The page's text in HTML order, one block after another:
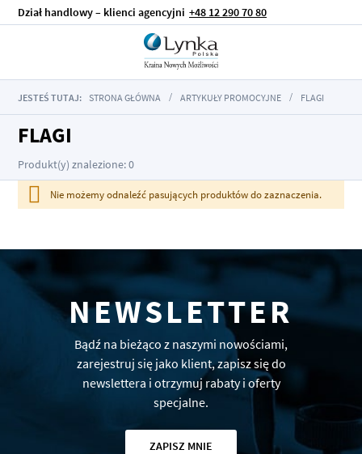
Dział handlowy – klienci agencyjni +48 12 290 70 80
JESTEŚ TUTAJ: STRONA GŁÓWNA ARTYKUŁY PROMOCYJNE FLAGI
FLAGI
Produkt(y) znalezione: 0
Nie możemy odnaleźć pasujących produktów do zaznaczenia.
NEWSLETTER
Bądź na bieżąco z naszymi nowościami,
zarejestruj się jako klient, zapisz się do
newslettera i otrzymuj rabaty i oferty
specjalne.
ZAPISZ MNIE